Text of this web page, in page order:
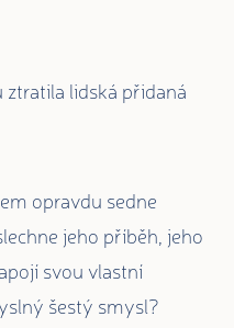
ztratila lidská přidaná
opravdu sedne
jeho příběh, jeho
svou vlastní
šestý smysl?